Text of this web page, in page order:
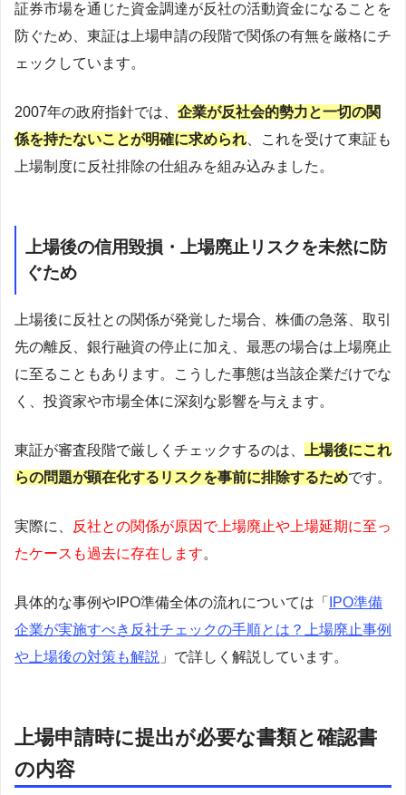
証券市場を通じた資金調達が反社の活動資金になることを
防ぐため、東証は上場申請の段階で関係の有無を厳格にチ
ェックしています。
2007年の政府指針では、 企業が反社会的勢力と一切の関
係を持たないことが明確に求められ 、これを受けて東証も
上場制度に反社排除の仕組みを組み込みました。
上場後の信用毀損・上場廃止リスクを未然に防
ぐため
上場後に反社との関係が発覚した場合、株価の急落、取引
先の離反、銀行融資の停止に加え、最悪の場合は上場廃止
に至ることもあります。こうした事態は当該企業だけでな
く、投資家や市場全体に深刻な影響を与えます。
東証が審査段階で厳しくチェックするのは、 上場後にこれ
らの問題が顕在化するリスクを事前に排除するためです。
実際に、 反社との関係が原因で上場廃止や上場延期に至っ
たケースも過去に存在します。
具体的な事例やIPO準備全体の流れについては「
IPO準備
企業が実施すべき反社チェックの手順とは？上場廃止事例
や上場後の対策も解説 」で詳しく解説しています。
上場申請時に提出が必要な書類と確認書
の内容